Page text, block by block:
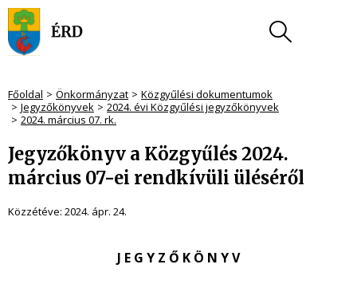
Főoldal Önkormányzat
Közgyűlési dokumentumok
Jegyzőkönyvek
2024. évi Közgyűlési jegyzőkönyvek
2024. március 07. rk.
Jegyzőkönyv a Közgyűlés 2024.
március 07-ei rendkívüli üléséről
Közzétéve: 2024. ápr. 24.
J E G Y Z Ő K Ö N Y V